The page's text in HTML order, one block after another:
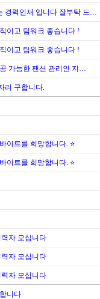
경력인재 입니다 잘부탁 드…
이고 팀워크 좋습니다 !
이고 팀워크 좋습니다 !
가능한 팬션 관리인 지…
리 구합니다.
이트를 희망합니다. ⭐
이트를 희망합니다. ⭐
자 모십니다
자 모십니다
자 모십니다
니다